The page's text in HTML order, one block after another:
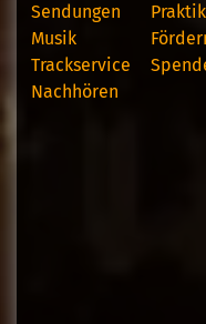
Sendungen
Musik
Trackservice
Nachhören